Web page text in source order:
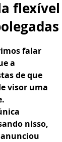
flexível
falar
a
de que
visor uma
nisso,